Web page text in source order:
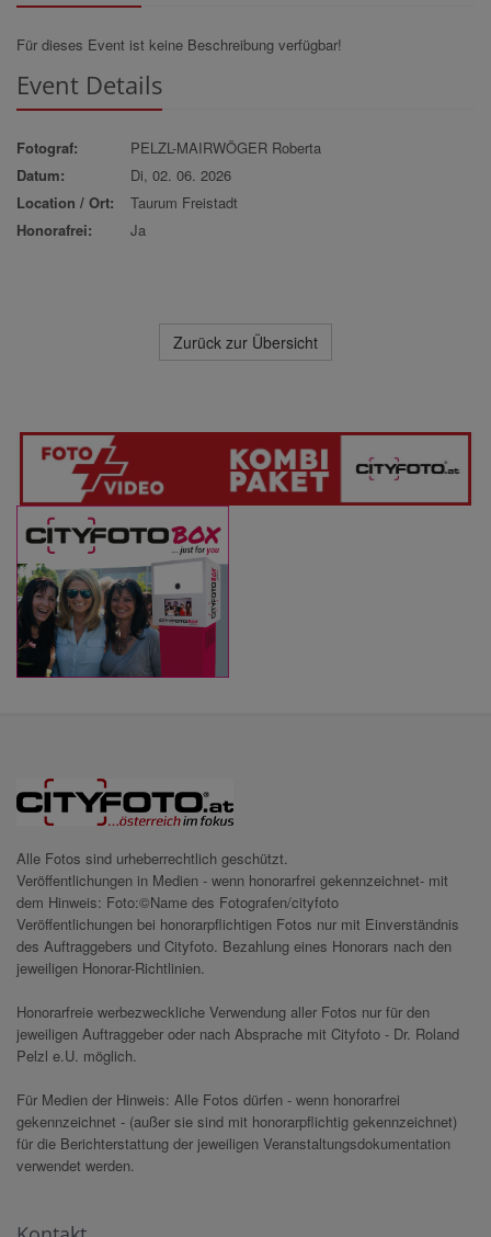
Für dieses Event ist keine Beschreibung verfügbar!
Event Details
Fotograf:
PELZL-MAIRWÖGER Roberta
Datum:
Di, 02. 06. 2026
Location / Ort:
Taurum Freistadt
Honorafrei:
Ja
Zurück zur Übersicht
Alle Fotos sind urheberrechtlich geschützt.
Veröffentlichungen in Medien - wenn honorarfrei gekennzeichnet- mit
dem Hinweis: Foto:©Name des Fotografen/cityfoto
Veröffentlichungen bei honorarpflichtigen Fotos nur mit Einverständnis
des Auftraggebers und Cityfoto. Bezahlung eines Honorars nach den
jeweiligen Honorar-Richtlinien.
Honorarfreie werbezweckliche Verwendung aller Fotos nur für den
jeweiligen Auftraggeber oder nach Absprache mit Cityfoto - Dr. Roland
Pelzl e.U. möglich.
Für Medien der Hinweis: Alle Fotos dürfen - wenn honorarfrei
gekennzeichnet - (außer sie sind mit honorarpflichtig gekennzeichnet)
für die Berichterstattung der jeweiligen Veranstaltungsdokumentation
verwendet werden.